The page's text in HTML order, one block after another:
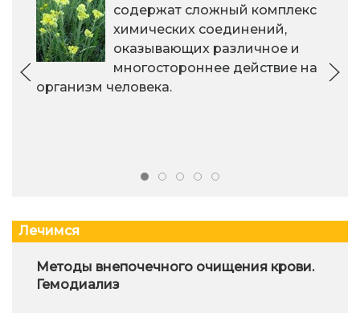
содержат сложный комплекс
химических соединений,
оказывающих различное и
многостороннее действие на
организм человека.
Лечимся
Методы внепочечного очищения крови.
Гемодиализ